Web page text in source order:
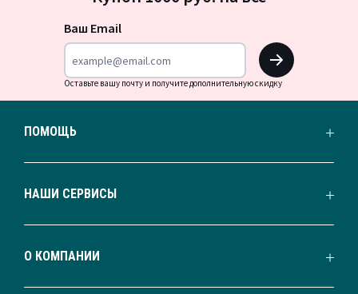
Ваш Email
OK
Оставьте вашу почту и получите дополнительную скидку
ПОМОЩЬ
НАШИ СЕРВИСЫ
О КОМПАНИИ